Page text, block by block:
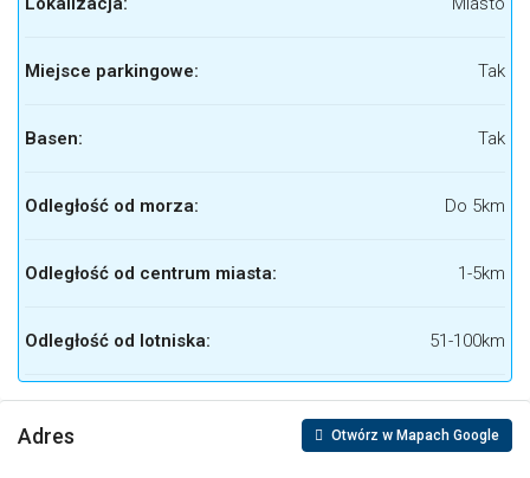
Miejsce parkingowe: Tak
Basen: Tak
Odległość od morza: Do 5km
Odległość od centrum miasta: 1-5km
Odległość od lotniska: 51-100km
Adres Otwórz w Mapach Google